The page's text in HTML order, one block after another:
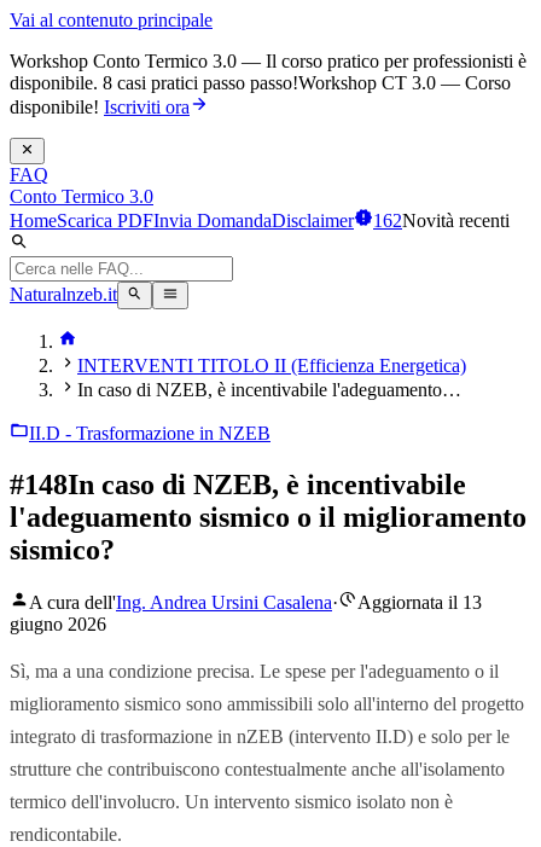
Vai al contenuto principale
Workshop Conto Termico 3.0 — Il corso pratico per professionisti è
disponibile. 8 casi pratici passo passo!Workshop CT 3.0 — Corso
disponibile! Iscriviti ora
FAQ
Conto Termico 3.0
HomeScarica PDFInvia DomandaDisclaimer 162Novità recenti
Naturalnzeb.it
INTERVENTI TITOLO II (Efficienza Energetica)
In caso di NZEB, è incentivabile l'adeguamento…
II.D - Trasformazione in NZEB
#148In caso di NZEB, è incentivabile
l'adeguamento sismico o il miglioramento
sismico?
A cura dell'Ing. Andrea Ursini Casalena·
Aggiornata il 13
giugno 2026
Sì, ma a una condizione precisa. Le spese per l'adeguamento o il
miglioramento sismico sono ammissibili solo all'interno del progetto
integrato di trasformazione in nZEB (intervento II.D) e solo per le
strutture che contribuiscono contestualmente anche all'isolamento
termico dell'involucro. Un intervento sismico isolato non è
rendicontabile.